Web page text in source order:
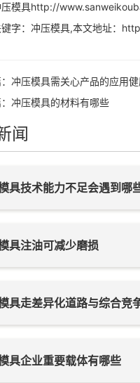
压模具http://
字：冲压模具,本文地址：
冲压模具需关心产品的应用
冲压模具的材料有哪些
闻
具技术能力不足会遇到哪
具注油可减少磨损
具走差异化道路与综合竞
具企业重要载体有哪些